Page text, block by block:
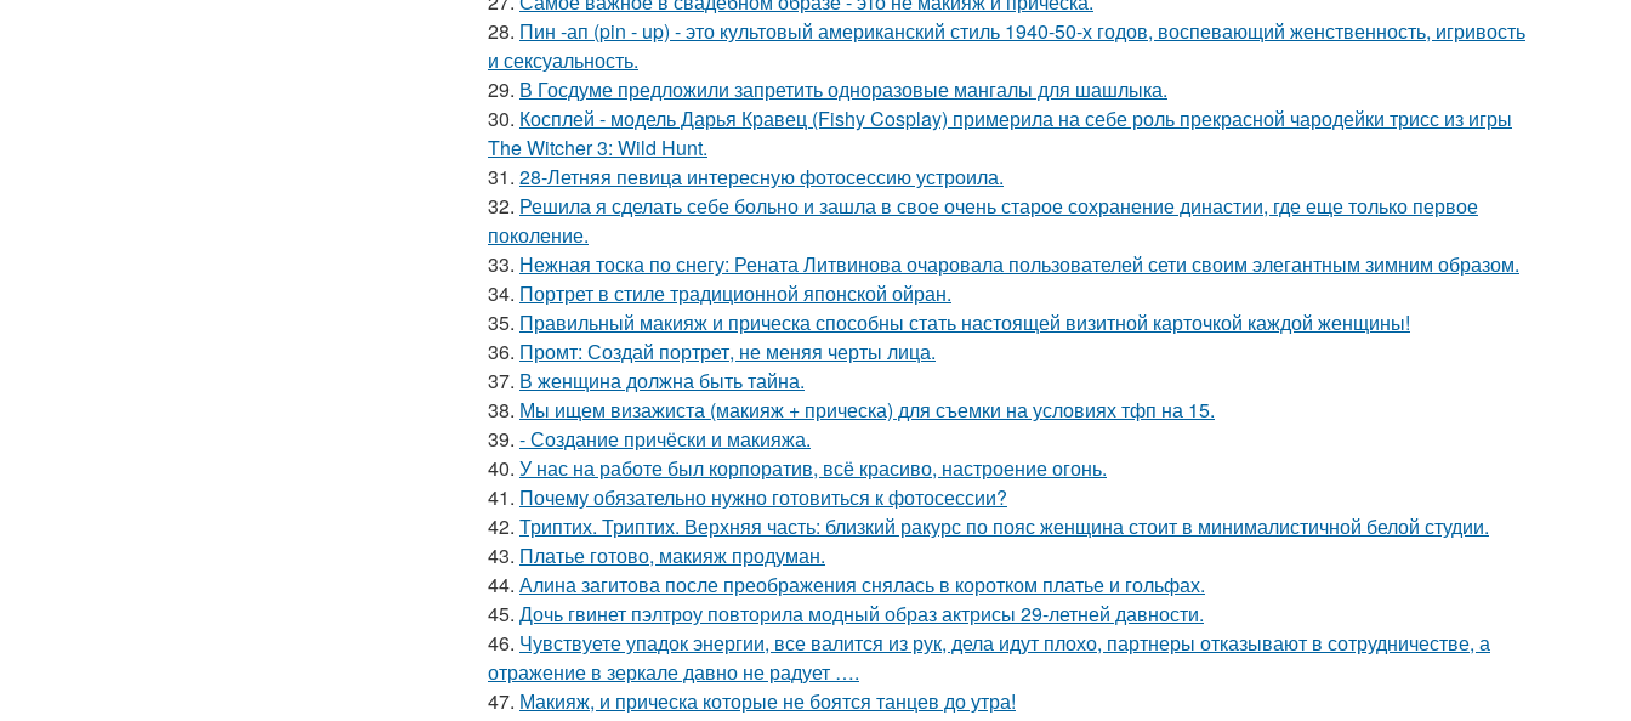
28. Пин -ап (pin - up) - это культовый американский стиль 1940-50-х годов, воспевающий женственность, игривость
и сексуальность.
29. В Госдуме предложили запретить одноразовые мангалы для шашлыка.
30. Косплей - модель Дарья Кравец (Fishy Cosplay) примерила на себе роль прекрасной чародейки трисс из игры
The Witcher 3: Wild Hunt.
31. 28-Летняя певица интересную фотосессию устроила.
32. Решила я сделать себе больно и зашла в свое очень старое сохранение династии, где еще только первое
поколение.
33. Нежная тоска по снегу: Рената Литвинова очаровала пользователей сети своим элегантным зимним образом.
34. Портрет в стиле традиционной японской ойран.
35. Правильный макияж и прическа способны стать настоящей визитной карточкой каждой женщины!
36. Промт: Создай портрет, не меняя черты лица.
37. В женщина должна быть тайна.
38. Мы ищем визажиста (макияж + прическа) для съемки на условиях тфп на 15.
39. - Создание причёски и макияжа.
40. У нас на работе был корпоратив, всё красиво, настроение огонь.
41. Почему обязательно нужно готовиться к фотосессии?
42. Триптих. Триптих. Верхняя часть: близкий ракурс по пояс женщина стоит в минималистичной белой студии.
43. Платье готово, макияж продуман.
44. Алина загитова после преображения снялась в коротком платье и гольфах.
45. Дочь гвинет пэлтроу повторила модный образ актрисы 29-летней давности.
46. Чувствуете упадок энергии, все валится из рук, дела идут плохо, партнеры отказывают в сотрудничестве, а
отражение в зеркале давно не радует ….
47. Макияж, и прическа которые не боятся танцев до утра!